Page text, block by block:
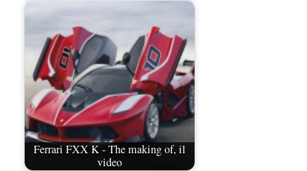
Ferrari FXX K - The making of, il
video